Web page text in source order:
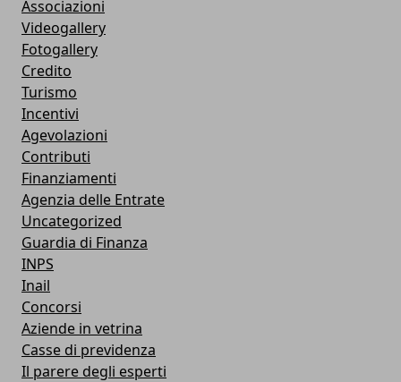
Associazioni
Videogallery
Fotogallery
Credito
Turismo
Incentivi
Agevolazioni
Contributi
Finanziamenti
Agenzia delle Entrate
Uncategorized
Guardia di Finanza
INPS
Inail
Concorsi
Aziende in vetrina
Casse di previdenza
Il parere degli esperti